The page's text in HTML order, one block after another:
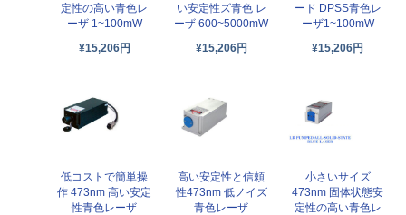
定性の高い青色レ
ーザ 1~100mW
¥15,206円
い安定性ズ青色 レ
ーザ 600~5000mW
¥15,206円
ード DPSS青色レ
ーザ1~100mW
¥15,206円
低コストで簡単操
作 473nm 高い安定
性青色レーザ
高い安定性と信頼
性473nm 低ノイズ
青色レーザ
小さいサイズ
473nm 固体状態安
定性の高い青色レ